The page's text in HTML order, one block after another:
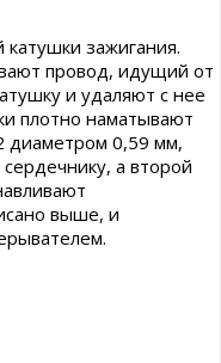
катушки зажигания.
провод, идущий от
и удаляют с нее
плотно наматывают
диаметром 0,59 мм,
а второй
выше, и